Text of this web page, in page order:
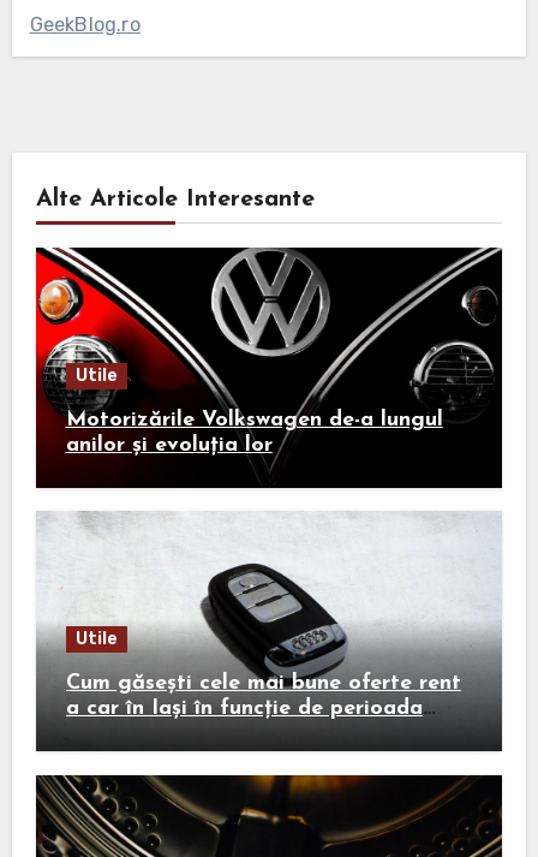
GeekBlog.ro
Alte Articole Interesante
Utile
Motorizările Volkswagen de-a lungul
anilor și evoluția lor
Utile
Cum găsești cele mai bune oferte rent
a car în Iași în funcție de perioada
călătoriei